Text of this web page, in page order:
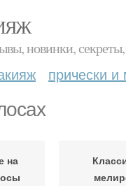
новинки,
прически
на